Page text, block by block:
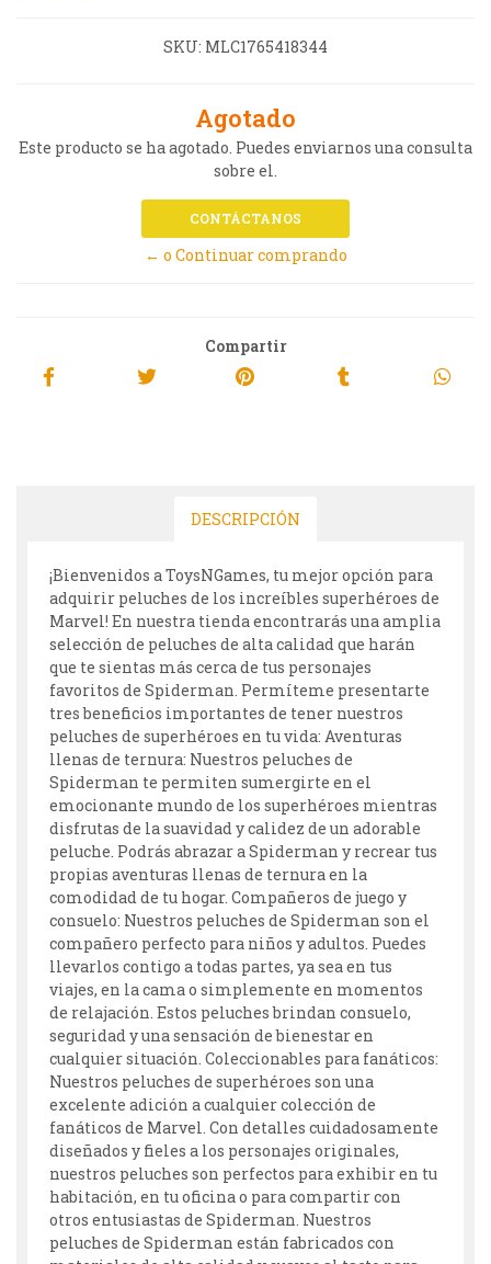
SKU: MLC1765418344
Agotado
Este producto se ha agotado. Puedes enviarnos una consulta
sobre el.
CONTÁCTANOS
← o Continuar comprando
Compartir
DESCRIPCIÓN
¡Bienvenidos a ToysNGames, tu mejor opción para
adquirir peluches de los increíbles superhéroes de
Marvel! En nuestra tienda encontrarás una amplia
selección de peluches de alta calidad que harán
que te sientas más cerca de tus personajes
favoritos de Spiderman. Permíteme presentarte
tres beneficios importantes de tener nuestros
peluches de superhéroes en tu vida: Aventuras
llenas de ternura: Nuestros peluches de
Spiderman te permiten sumergirte en el
emocionante mundo de los superhéroes mientras
disfrutas de la suavidad y calidez de un adorable
peluche. Podrás abrazar a Spiderman y recrear tus
propias aventuras llenas de ternura en la
comodidad de tu hogar. Compañeros de juego y
consuelo: Nuestros peluches de Spiderman son el
compañero perfecto para niños y adultos. Puedes
llevarlos contigo a todas partes, ya sea en tus
viajes, en la cama o simplemente en momentos
de relajación. Estos peluches brindan consuelo,
seguridad y una sensación de bienestar en
cualquier situación. Coleccionables para fanáticos:
Nuestros peluches de superhéroes son una
excelente adición a cualquier colección de
fanáticos de Marvel. Con detalles cuidadosamente
diseñados y fieles a los personajes originales,
nuestros peluches son perfectos para exhibir en tu
habitación, en tu oficina o para compartir con
otros entusiastas de Spiderman. Nuestros
peluches de Spiderman están fabricados con